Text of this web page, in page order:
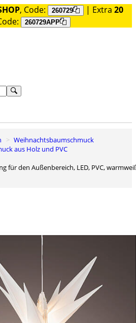
, Code: 260729 | Extra 20
260729APP
Weihnachtsbaumschmuck
aus Holz und PVC